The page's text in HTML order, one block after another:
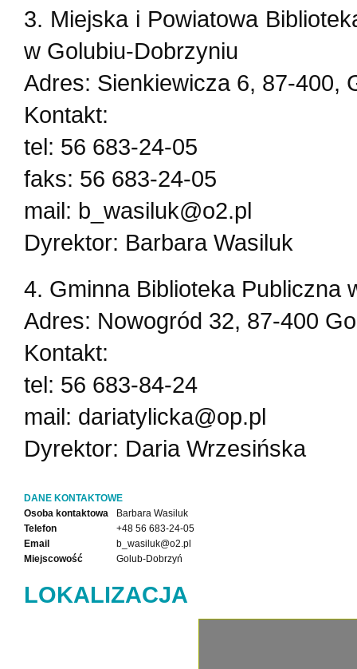
3. Miejska i Powiatowa
w Golubiu-Dobrzyniu
Adres: Sienkiewicza 6, 87-400,
Kontakt:
tel: 56 683-24-05
faks: 56 683-24-05
mail: b_wasiluk@o2.pl
Dyrektor: Barbara Wasiluk
4. Gminna Biblioteka Publiczna
Adres: Nowogród 32, 87-400
Kontakt:
tel: 56 683-84-24
mail: dariatylicka@op.pl
Dyrektor: Daria Wrzesińska
DANE KONTAKTOWE
Osoba kontaktowa
Barbara Wasiluk
Telefon
+48 56 683-24-05
Email
b_wasiluk@o2.pl
Miejscowość
Golub-Dobrzyń
LOKALIZACJA